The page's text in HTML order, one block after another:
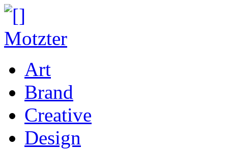
Art
Brand
Creative
Design